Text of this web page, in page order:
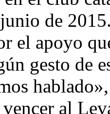
de
el apoyo
gesto de
vencer al